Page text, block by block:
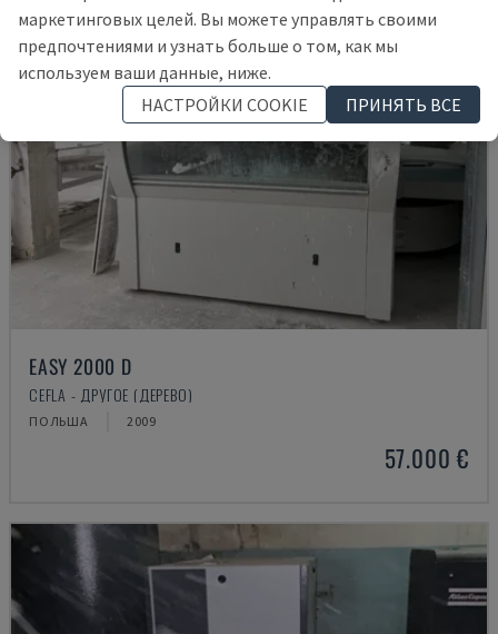
EASY 2000 D
CEFLA - ДРУГОЕ (ДЕРЕВО)
ПОЛЬША 2009
57.000 €
маркетинговых целей. Вы можете управлять своими
предпочтениями и узнать больше о том, как мы
используем ваши данные, ниже.
НАСТРОЙКИ COOKIE
ПРИНЯТЬ ВСЕ